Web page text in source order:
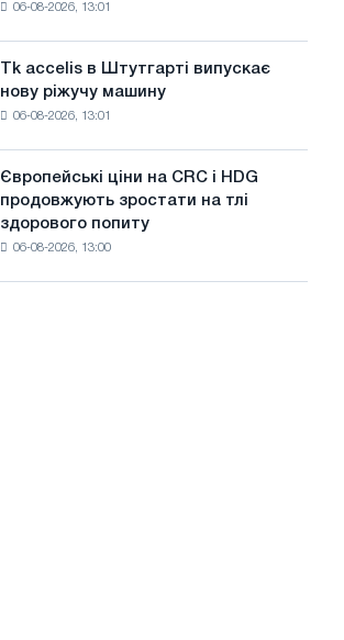
06-08-2026, 13:01
Tk accelis в Штутгарті випускає
нову ріжучу машину
06-08-2026, 13:01
Європейські ціни на CRC і HDG
продовжують зростати на тлі
здорового попиту
06-08-2026, 13:00